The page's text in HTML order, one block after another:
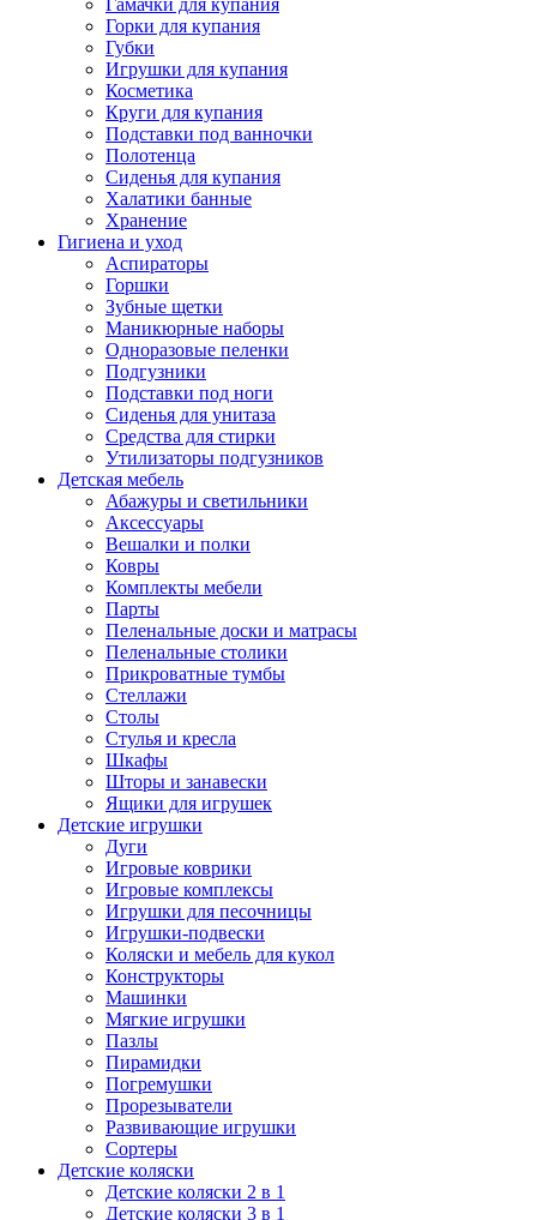
Гамачки для купания
Горки для купания
Губки
Игрушки для купания
Косметика
Круги для купания
Подставки под ванночки
Полотенца
Сиденья для купания
Халатики банные
Хранение
Гигиена и уход
Аспираторы
Горшки
Зубные щетки
Маникюрные наборы
Одноразовые пеленки
Подгузники
Подставки под ноги
Сиденья для унитаза
Средства для стирки
Утилизаторы подгузников
Детская мебель
Абажуры и светильники
Аксессуары
Вешалки и полки
Ковры
Комплекты мебели
Парты
Пеленальные доски и матрасы
Пеленальные столики
Прикроватные тумбы
Стеллажи
Столы
Стулья и кресла
Шкафы
Шторы и занавески
Ящики для игрушек
Детские игрушки
Дуги
Игровые коврики
Игровые комплексы
Игрушки для песочницы
Игрушки-подвески
Коляски и мебель для кукол
Конструкторы
Машинки
Мягкие игрушки
Пазлы
Пирамидки
Погремушки
Прорезыватели
Развивающие игрушки
Сортеры
Детские коляски
Детские коляски 2 в 1
Детские коляски 3 в 1